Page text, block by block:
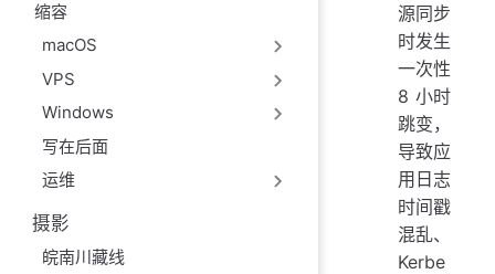
缩容
macOS
VPS
Windows
写在后面
运维
摄影
皖南川藏线
源同步
时发生
一次性
8 小时
跳变，
导致应
用日志
时间戳
混乱、
Kerbe